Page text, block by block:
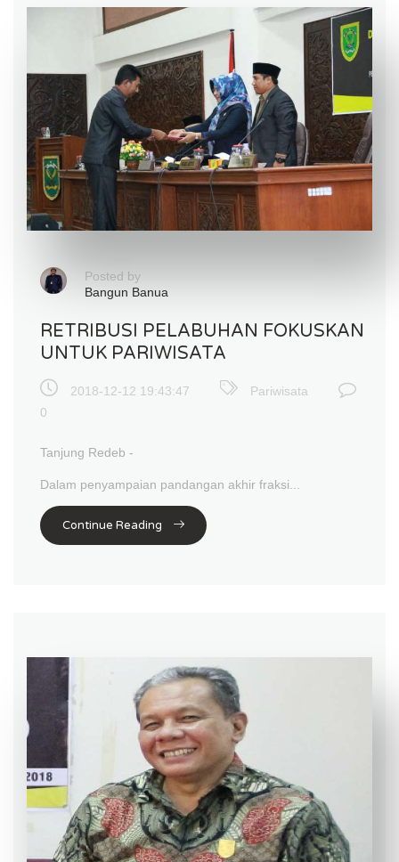
Posted by
Bangun Banua
RETRIBUSI PELABUHAN FOKUSKAN
UNTUK PARIWISATA
2018-12-12 19:43:47
Pariwisata
0
Tanjung Redeb -
Dalam penyampaian pandangan akhir fraksi...
Continue Reading